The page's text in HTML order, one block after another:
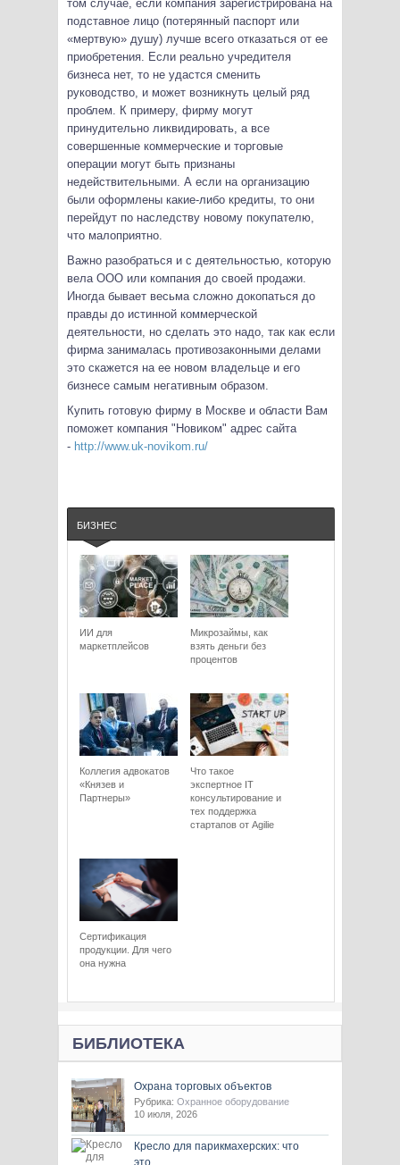
том случае, если компания зарегистрирована на
подставное лицо (потерянный паспорт или
«мертвую» душу) лучше всего отказаться от ее
приобретения. Если реально учредителя
бизнеса нет, то не удастся сменить
руководство, и может возникнуть целый ряд
проблем. К примеру, фирму могут
принудительно ликвидировать, а все
совершенные коммерческие и торговые
операции могут быть признаны
недействительными. А если на организацию
были оформлены какие-либо кредиты, то они
перейдут по наследству новому покупателю,
что малоприятно.
Важно разобраться и с деятельностью, которую
вела ООО или компания до своей продажи.
Иногда бывает весьма сложно докопаться до
правды до истинной коммерческой
деятельности, но сделать это надо, так как если
фирма занималась противозаконными делами
это скажется на ее новом владельце и его
бизнесе самым негативным образом.
Купить готовую фирму в Москве и области Вам
поможет компания "Новиком" адрес сайта
- http://www.uk-novikom.ru/
БИЗНЕС
ИИ для
маркетплейсов
Микрозаймы, как
взять деньги без
процентов
Коллегия адвокатов
«Князев и
Партнеры»
Что такое
экспертное IT
консультирование и
тех поддержка
стартапов от Agilie
Сертификация
продукции. Для чего
она нужна
БИБЛИОТЕКА
Охрана торговых объектов
Рубрика: Охранное оборудование
10 июля, 2026
Кресло для парикмахерских: что
это